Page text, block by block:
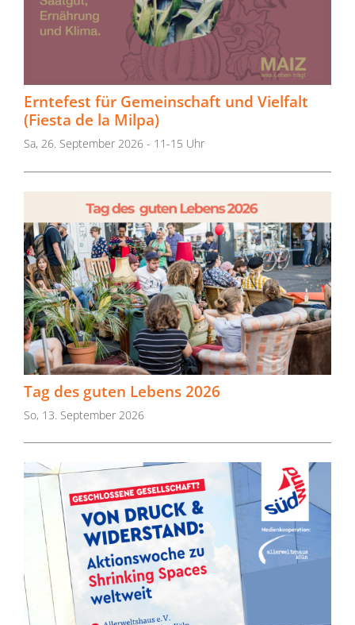
Erntefest für Gemeinschaft und Vielfalt
(Fiesta de la Milpa)
Sa, 26. September 2026 - 11-15 Uhr
Tag des guten Lebens 2026
So, 13. September 2026